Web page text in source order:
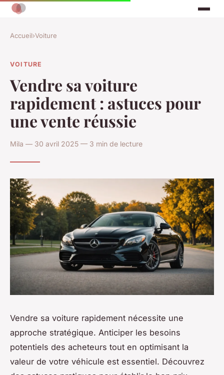
Accueil›Voiture
VOITURE
Vendre sa voiture
rapidement : astuces pour
une vente réussie
Mila — 30 avril 2025 — 3 min de lecture
Vendre sa voiture rapidement nécessite une
approche stratégique. Anticiper les besoins
potentiels des acheteurs tout en optimisant la
valeur de votre véhicule est essentiel. Découvrez